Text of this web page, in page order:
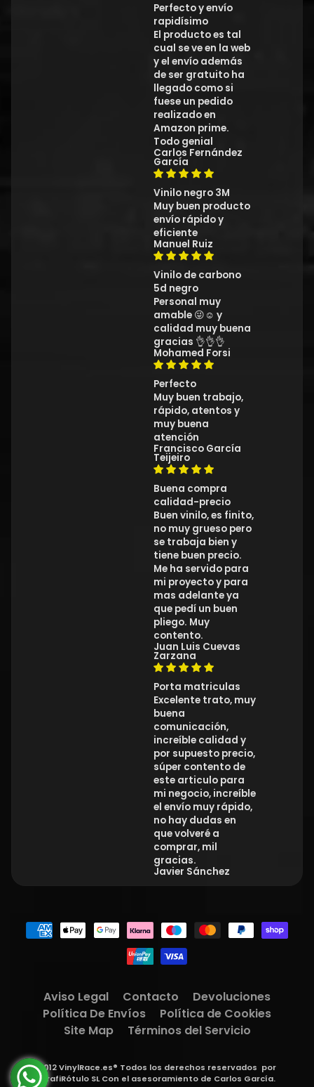
Perfecto y envío
rapidísimo
El producto es tal
cual se ve en la web
y el envío además
de ser gratuito ha
llegado como si
fuese un pedido
realizado en
Amazon prime.
Todo genial
Carlos Fernández
García
Vinilo negro 3M
Muy buen producto
envío rápido y
eficiente
Manuel Ruiz
Vinilo de carbono
5d negro
Personal muy
amable 😜☺️ y
calidad muy buena
gracias 👌👌👌
Mohamed Forsi
Perfecto
Muy buen trabajo,
rápido, atentos y
muy buena
atención
Francisco García
Teijeiro
Buena compra
calidad-precio
Buen vinilo, es finito,
no muy grueso pero
se trabaja bien y
tiene buen precio.
Me ha servido para
mi proyecto y para
mas adelante ya
que pedí un buen
pliego. Muy
contento.
Juan Luis Cuevas
Zarzana
Porta matriculas
Excelente trato, muy
buena
comunicación,
increíble calidad y
por supuesto precio,
súper contento de
este articulo para
mi negocio, increíble
el envío muy rápido,
no hay dudas en
que volveré a
comprar, mil
gracias.
Javier Sánchez
Aviso Legal Contacto
Devoluciones
Política De Envíos
Política de Cookies
Site Map
Términos del Servicio
2012 VinylRace.es® Todos los derechos reservados por
GrafiRótulo SLCon el asesoramiento de Carlos García.